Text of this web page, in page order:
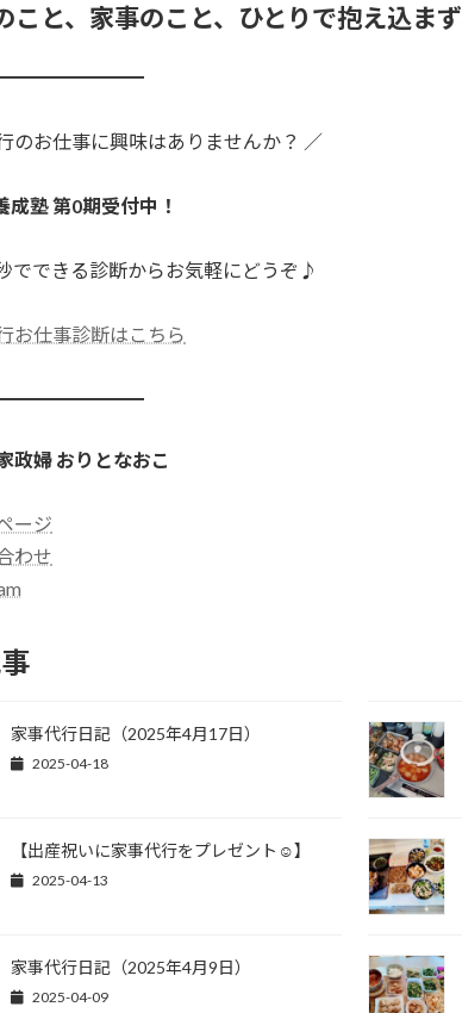
こと、家事のこと、ひとりで抱え込ま
のお仕事に興味はありませんか？ ／
成塾 第0期受付中！
でできる診断からお気軽にどうぞ♪
お仕事診断はこちら
政婦 おりとなおこ
ージ
わせ
家事代行日記（2025年4月17日）
2025-04-18
【出産祝いに家事代行をプレゼント☺】
2025-04-13
家事代行日記（2025年4月9日）
2025-04-09